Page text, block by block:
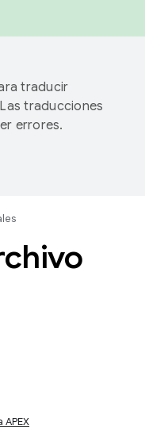
traducir
traducciones
errores.